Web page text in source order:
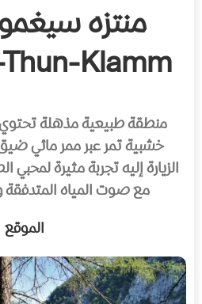
منتزه
Klamm
منطقة طبيعية مذهلة
خشبية تمر عبر ممر مائي
الزيارة إليه تجربة مثيرة
مع صوت المياه المتدفقة
الموقع